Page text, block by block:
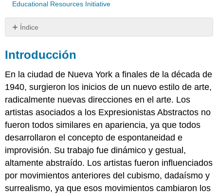
Educational Resources Initiative
Índice
Joan
Janet
Sobel
Jackson
Pollock
Lee
Krasner
Elaine
de
Willem
de
Kooning
Introducción
En la ciudad de Nueva York a finales de la década de
1940, surgieron los inicios de un nuevo estilo de arte,
radicalmente nuevas direcciones en el arte. Los
artistas asociados a los Expresionistas Abstractos no
fueron todos similares en apariencia, ya que todos
desarrollaron el concepto de espontaneidad e
improvisión. Su trabajo fue dinámico y gestual,
altamente abstraído. Los artistas fueron influenciados
por movimientos anteriores del cubismo, dadaísmo y
surrealismo, ya que esos movimientos cambiaron los